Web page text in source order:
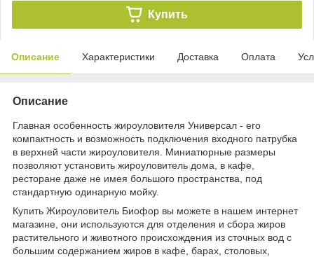
Купить
Описание Характеристики Доставка Оплата
Описание
Главная особенность жироуловителя Универсал - его
компактность и возможность подключения входного патрубка
в верхней части жироуловителя. Миниатюрные размеры
позволяют установить жироуловитель дома, в кафе,
ресторане даже не имея большого пространства, под
стандартную одинарную мойку.
Купить Жироуловитель Биофор вы можете в нашем интернет
магазине, они используются для отделения и сбора жиров
растительного и животного происхождения из сточных вод с
большим содержанием жиров в кафе, барах, столовых,